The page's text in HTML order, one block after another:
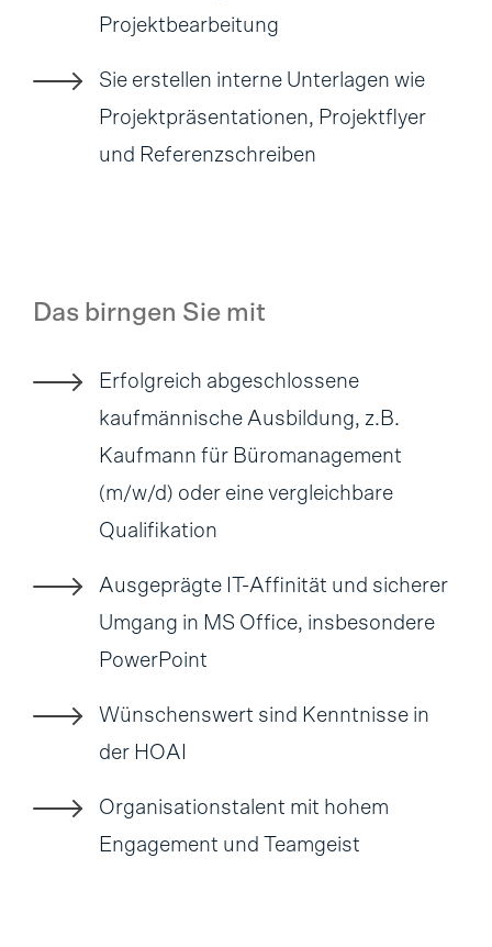
Projektbearbeitung
Sie erstellen interne Unterlagen wie
Projektpräsentationen, Projektflyer
und Referenzschreiben
Das birngen Sie mit
Erfolgreich abgeschlossene
kaufmännische Ausbildung, z.B.
Kaufmann für Büromanagement
(m/w/d) oder eine vergleichbare
Qualifikation
Ausgeprägte IT-Affinität und sicherer
Umgang in MS Office, insbesondere
PowerPoint
Wünschenswert sind Kenntnisse in
der HOAI
Organisationstalent mit hohem
Engagement und Teamgeist